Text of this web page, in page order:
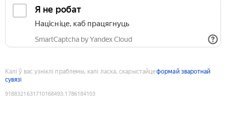
Я не робат
Націсніце, каб працягнуць
SmartCaptcha by Yandex Cloud
Калі ў вас узніклі праблемы, калі ласка, скарыстайцеформай зваротнай
сувязі
9188321631710168493:1786184103